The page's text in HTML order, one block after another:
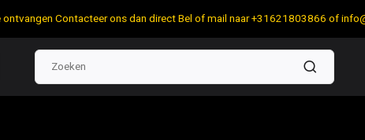
Contacteer ons dan direct Bel of mail naar +31621803866 of